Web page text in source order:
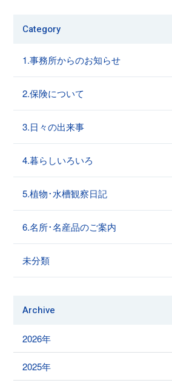
Category
1.事務所からのお知らせ
2.保険について
3.日々の出来事
4.暮らしいろいろ
5.植物･水槽観察日記
6.名所･名産品のご案内
未分類
Archive
2026年
2025年